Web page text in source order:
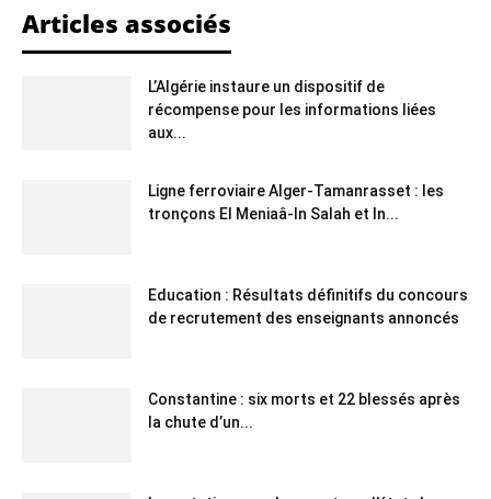
Articles associés
L’Algérie instaure un dispositif de
récompense pour les informations liées
aux...
Ligne ferroviaire Alger-Tamanrasset : les
tronçons El Meniaâ-In Salah et In...
Education : Résultats définitifs du concours
de recrutement des enseignants annoncés
Constantine : six morts et 22 blessés après
la chute d’un...